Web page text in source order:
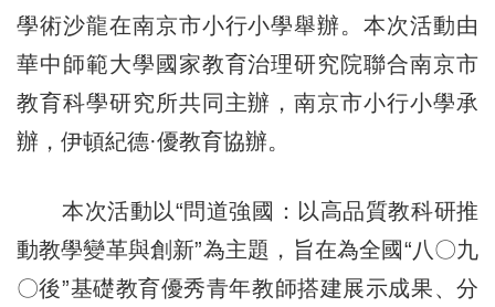
學術沙龍在南京市小行小學舉辦。本次活動由
華中師範大學國家教育治理研究院聯合南京市
教育科學研究所共同主辦，南京市小行小學承
辦，伊頓紀德·優教育協辦。
本次活動以“問道強國：以高品質教科研推
動教學變革與創新”為主題，旨在為全國“八〇九
〇後”基礎教育優秀青年教師搭建展示成果、分